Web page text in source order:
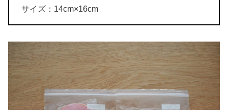
サイズ：14cm×16cm